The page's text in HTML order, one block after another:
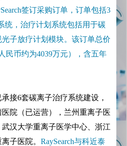
签订采购订单，订单包括3
统，治疗计划系统包括用于碳
子放疗计划模块。该订单总价
民币约为4039万元），含五年
接6套碳离子治疗系统建设，
院（已运营），兰州重离子医
汉大学重离子医学中心、浙江
离子医院。RaySearch与科近泰